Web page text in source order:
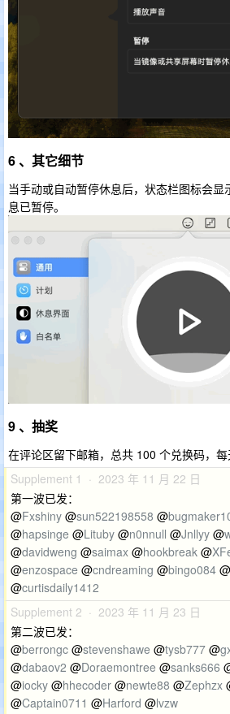
6 、其它细节
当手动或自动暂停休息后，状态栏图标会
息已暂停。
9 、抽奖
在评论区留下邮箱，总共 100 个兑换码，
Supplement 1 · 2023 年 11 月 22 日
第一波已发：
@Fxshiny @sun522198558 @
@hapsinge @Lituby @n0nnull @Jnllyy @
@davidweng @saimax @hookbreak @
@enzospace @cndreaming @bingo084 @
@curtisdaily1412
Supplement 2 · 2023 年 11 月 23 日
第二波已发：
@berrongc @stevenshawe @tysb777 @
@dabaov2 @Doraemontree @sanks666
@iocky @hhecoder @newte88 @Zephzx
@Captain0711 @Harford @lvzw